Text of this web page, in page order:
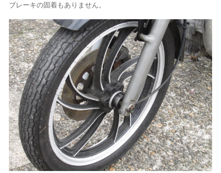
ブレーキの固着もありません。